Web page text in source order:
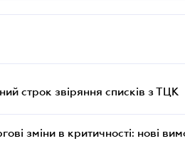
строк звіряння списків з ТЦК
зміни в критичності: нові